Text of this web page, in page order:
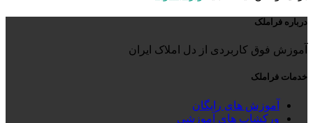
درباره فراملک
آموزش فوق کاربردی از دل املاک ایران
خدمات فراملک
آموزش های رایگان
ورکشاپ های آموزشی